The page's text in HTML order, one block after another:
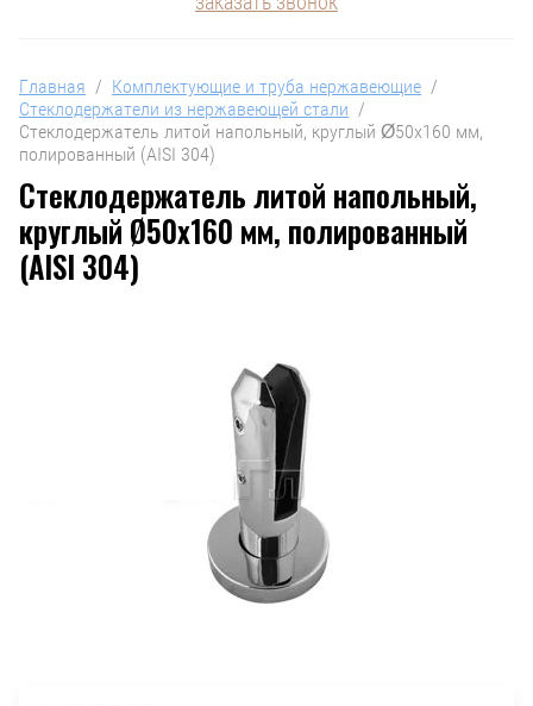
Главная
  /
Комплектующие и труба нержавеющие
Стеклодержатели из нержавеющей стали
  /
Стеклодержатель литой напольный, круглый Ø50х160 мм,
полированный (AISI 304)
Стеклодержатель литой напольный,
круглый Ø50х160 мм, полированный
(AISI 304)